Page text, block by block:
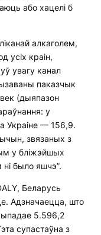
або хацелі б
алкаголем,
усіх краін,
увагу канал
паказчык
(дыяпазон
у
Украіне — 156,9.
звязаных з
у бліжэйшых
было яшчэ”.
Беларусь
Адзначаецца, што
5.596,2
супастаўна з